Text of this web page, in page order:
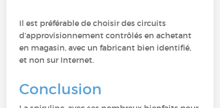
Il est préférable de choisir des circuits
d’approvisionnement contrôlés en achetant
en magasin, avec un fabricant bien identifié,
et non sur Internet.
Conclusion